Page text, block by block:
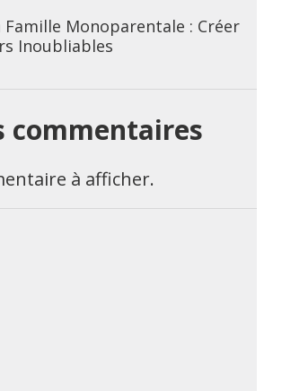
Famille Monoparentale : Créer
Inoubliables
commentaires
à afficher.